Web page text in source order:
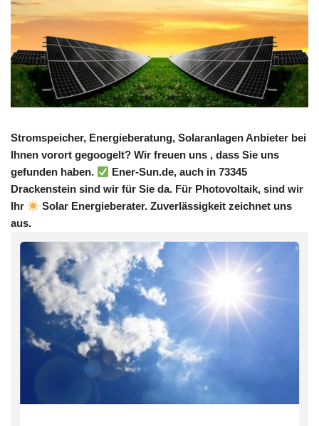
Stromspeicher, Energieberatung, Solaranlagen Anbieter bei
Ihnen vorort gegoogelt? Wir freuen uns , dass Sie uns
gefunden haben.
Ener-Sun.de, auch in 73345
Drackenstein sind wir für Sie da. Für Photovoltaik, sind wir
Ihr
Solar Energieberater. Zuverlässigkeit zeichnet uns
aus.